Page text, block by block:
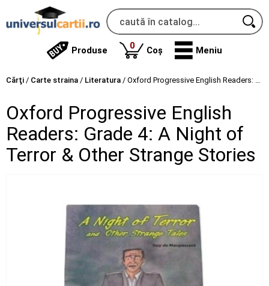
Produse 0produse
Coș Meniu
Cărţi / Carte straina / Literatura / Oxford Progressive English Readers: Grade 4: A Night of Terror & Other Strange Stories
Oxford Progressive English
Readers: Grade 4: A Night of
Terror & Other Strange Stories